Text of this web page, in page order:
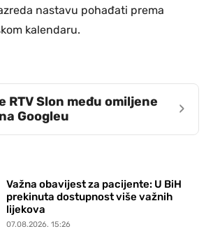
nastavu pohađati prema
kalendaru.
RTV Slon među omiljene
Googleu
›
Važna obavijest za pacijente: U BiH
prekinuta dostupnost više važnih
lijekova
07.08.2026. 15:26